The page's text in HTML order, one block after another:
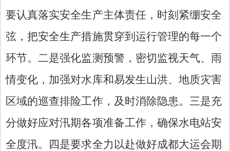
要认真落实安全生产主体责任， 时刻紧绷安全
弦，把安全生产措施贯穿到运行管理的每一个
环节。二是强化监测预警，密切监视天气、雨
情变化，加强对水库和易发生山洪、地质灾害
区域的巡查排险工作，及时消除隐患。三是充
分做好应对汛期各项准备工作，确保水电站安
全度汛。四是要求全力以赴做好成都大运会期